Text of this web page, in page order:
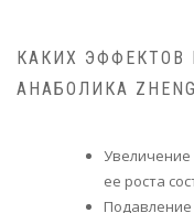
КАКИХ
АНАБОЛИКА
Увеличение
ее роста